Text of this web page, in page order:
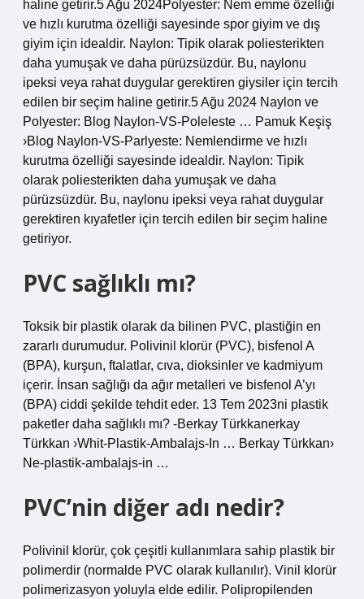
haline getirir.5 Ağu 2024Polyester: Nem emme özelliği
ve hızlı kurutma özelliği sayesinde spor giyim ve dış
giyim için idealdir. Naylon: Tipik olarak poliesterikten
daha yumuşak ve daha pürüzsüzdür. Bu, naylonu
ipeksi veya rahat duygular gerektiren giysiler için tercih
edilen bir seçim haline getirir.5 Ağu 2024 Naylon ve
Polyester: Blog Naylon-VS-Poleleste … Pamuk Keşiş
›Blog Naylon-VS-Parlyeste: Nemlendirme ve hızlı
kurutma özelliği sayesinde idealdir. Naylon: Tipik
olarak poliesterikten daha yumuşak ve daha
pürüzsüzdür. Bu, naylonu ipeksi veya rahat duygular
gerektiren kıyafetler için tercih edilen bir seçim haline
getiriyor.
PVC sağlıklı mı?
Toksik bir plastik olarak da bilinen PVC, plastiğin en
zararlı durumudur. Polivinil klorür (PVC), bisfenol A
(BPA), kurşun, ftalatlar, cıva, dioksinler ve kadmiyum
içerir. İnsan sağlığı da ağır metalleri ve bisfenol A’yı
(BPA) ciddi şekilde tehdit eder. 13 Tem 2023ni plastik
paketler daha sağlıklı mı? -Berkay Türkkanerkay
Türkkan ›Whit-Plastik-Ambalajs-In … Berkay Türkkan›
Ne-plastik-ambalajs-in …
PVC’nin diğer adı nedir?
Polivinil klorür, çok çeşitli kullanımlara sahip plastik bir
polimerdir (normalde PVC olarak kullanılır). Vinil klorür
polimerizasyon yoluyla elde edilir. Polipropilenden